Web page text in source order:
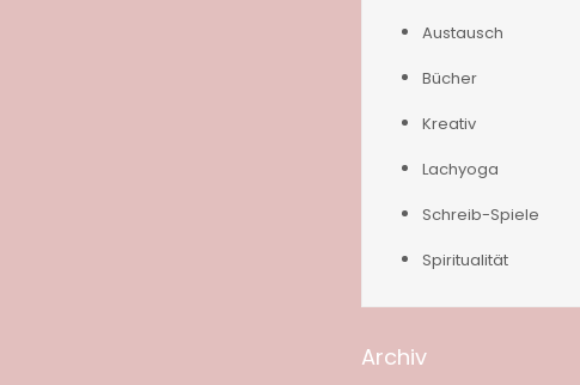
Austausch
Bücher
Kreativ
Lachyoga
Schreib-Spiele
Spiritualität
Archiv